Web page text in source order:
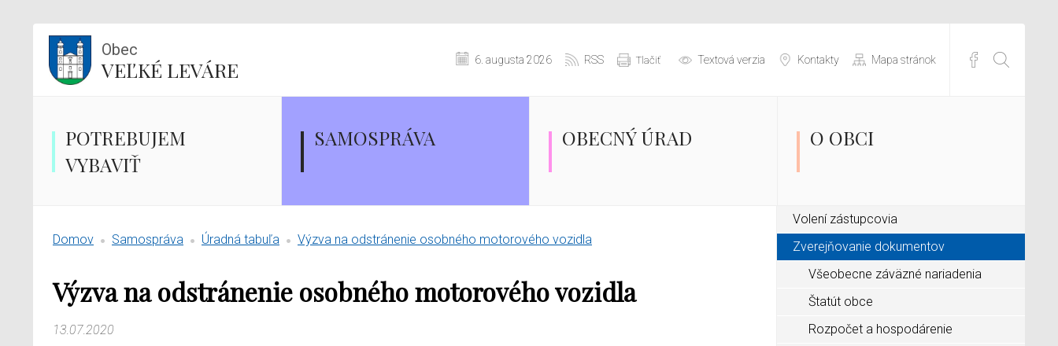
Obec
VEĽKÉ LEVÁRE 6. augusta 2026 RSS Tlačiť Textová verzia Kontakty Mapa stránok
POTREBUJEM
VYBAVIŤ
SAMOSPRÁVA OBECNÝ ÚRAD O OBCI
Domov Samospráva Úradná tabuľa Výzva na odstránenie osobného motorového vozidla
Výzva na odstránenie osobného motorového vozidla
13.07.2020
Volení zástupcovia
Zverejňovanie dokumentov
Všeobecne záväzné nariadenia
Štatút obce
Rozpočet a hospodárenie